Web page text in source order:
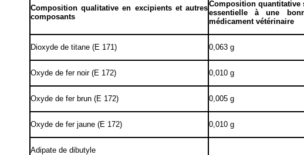
Composition qualitative en excipients et autres
composants
Composition quantitative
essentielle à une
médicament vétérinaire
Dioxyde de titane (E 171) 0,063 g
Oxyde de fer noir (E 172) 0,010 g
Oxyde de fer brun (E 172) 0,005 g
Oxyde de fer jaune (E 172) 0,010 g
Adipate de dibutyle